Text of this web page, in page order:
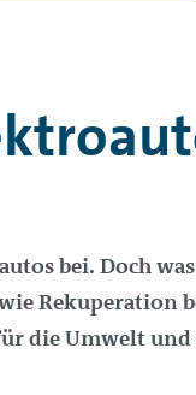
bei. Doch
Rekuperation
die Umwelt